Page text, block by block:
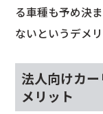
る車種も予め決
ないというデメ
法人向けカ
メリット